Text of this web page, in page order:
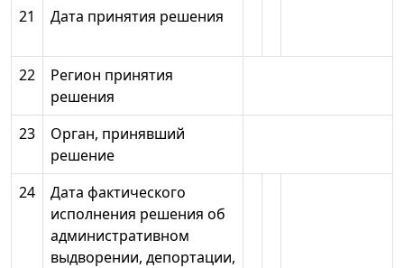
21
Дата принятия решения
22
Регион принятия
решения
23
Орган, принявший
решение
24
Дата фактического
исполнения решения об
административном
выдворении, депортации,